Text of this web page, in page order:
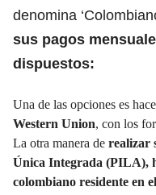
denomina
sus pagos
dispuestos:
Una de las opciones es
Western Union, con los
La otra manera de realizar
Única Integrada (PILA),
colombiano residente en